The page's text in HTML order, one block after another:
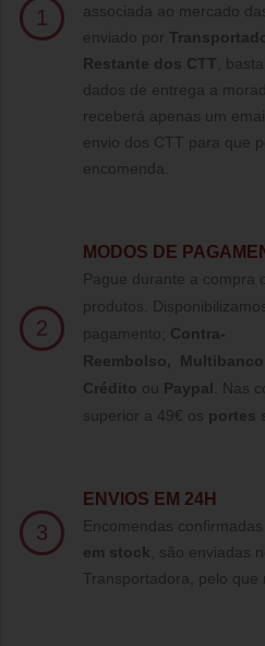
1
associada ao mercado
enviado por
Restante dos CTT ,
dados de entrega a
receberá apenas um
envio dos CTT para que
encomenda.
2
MODOS DE
Pague durante a compra
produtos.
pagamento; Contra-
Reembolso, Multibanco
Crédito ou Paypal
Nas
superior a 49€ os portes
3
ENVIOS EM 24H
Encomendas
em stock , são enviadas
Transportadora, pelo que